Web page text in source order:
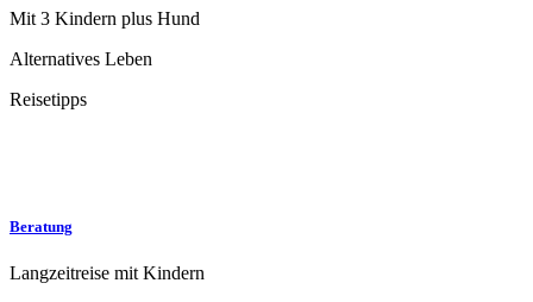
Mit 3 Kindern plus Hund
Alternatives Leben
Reisetipps
Beratung
Langzeitreise mit Kindern